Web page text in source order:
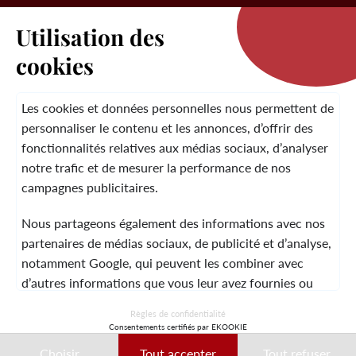
LA MARQUE
SERVICE CLIENT
© 2026 Laura Vita
DESIGNED BY LOBSTTER
MENTIONS LÉGALESCGVCONTACT
Utilisation des
cookies
Les cookies et données personnelles nous permettent de
personnaliser le contenu et les annonces, d’offrir des
fonctionnalités relatives aux médias sociaux, d’analyser
notre trafic et de mesurer la performance de nos
campagnes publicitaires.
Nous partageons également des informations avec nos
partenaires de médias sociaux, de publicité et d’analyse,
notamment Google, qui peuvent les combiner avec
d’autres informations que vous leur avez fournies ou
Règles de confidentialité
Consentements certifiés par EKOOKIE
Choisir Tout accepter Tout refuser